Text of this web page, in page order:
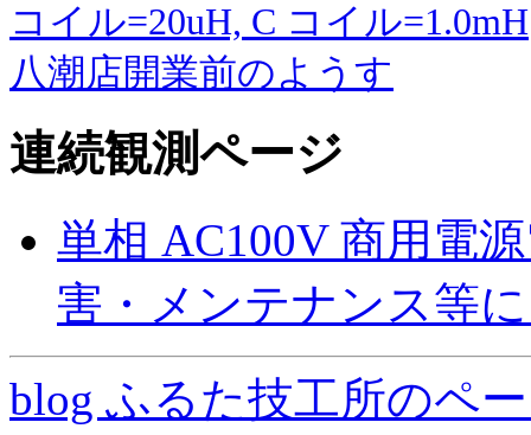
コイル=20uH, C コイル=1.0mH
八潮店開業前のようす
連続観測ページ
単相 AC100V 商用電
害・メンテナンス等
blog ふるた技工所のペ